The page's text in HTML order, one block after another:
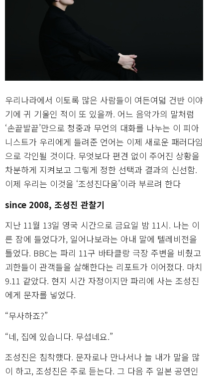
우리나라에서 이토록 많은 사람들이 여든여덟 건반 이야
기에 귀 기울인 적이 또 있을까. 어느 음악가의 말처럼
‘손끝발끝’만으로 청중과 무언의 대화를 나누는 이 피아
니스트가 우리에게 들려준 언어는 이제 새로운 패러다임
으로 각인될 것이다. 무엇보다 편견 없이 주어진 상황을
차분하게 지켜보고 그렇게 정한 선택과 결과의 신선함.
이제 우리는 이것을 ‘조성진다움’이라 부르려 한다
since 2008, 조성진 관찰기
지난 11월 13일 영국 시간으로 금요일 밤 11시. 나는 이
른 잠에 들었다가, 일어나보라는 아내 말에 텔레비전을
틀었다. BBC는 파리 11구 바타클랑 극장 주변을 비췄고
괴한들이 관객들을 살해한다는 리포트가 이어졌다. 마치
9.11 같았다. 현지 시간 자정이지만 파리에 사는 조성진
에게 문자를 넣었다.
“무사하죠?”
“네, 집에 있습니다. 무섭네요.”
조성진은 침착했다. 문자로나 만나서나 늘 내가 말을 많
이 하고, 조성진은 주로 듣는다. 그 다음 주 일본 공연인